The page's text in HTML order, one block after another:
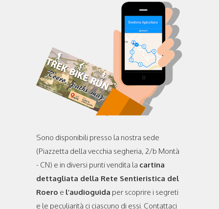
Sono disponibili presso la nostra sede
(Piazzetta della vecchia segheria, 2/b Montà
- CN) e in diversi punti vendita la cartina
dettagliata della Rete Sentieristica del
Roero e l’audioguida per scoprire i segreti
e le peculiarità ci ciascuno di essi. Contattaci